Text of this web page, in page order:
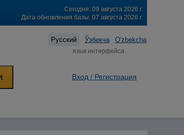
Сегодня: 09 августа 2026 г.
Дата обновления базы: 07 августа 2026 г.
Русский Ўзбекча O'zbekcha
язык интерфейса
Вход / Регистрация